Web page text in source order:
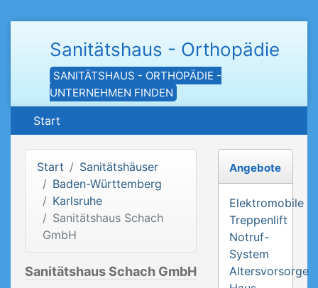
Sanitätshaus - Orthopädie
SANITÄTSHAUS - ORTHOPÄDIE -
UNTERNEHMEN FINDEN
Start
Start
Sanitätshäuser
Baden-Württemberg
Karlsruhe
Sanitätshaus Schach
GmbH
Sanitätshaus Schach GmbH
Angebote
Elektromobile
Treppenlift
Notruf-
System
Altersvorsorge